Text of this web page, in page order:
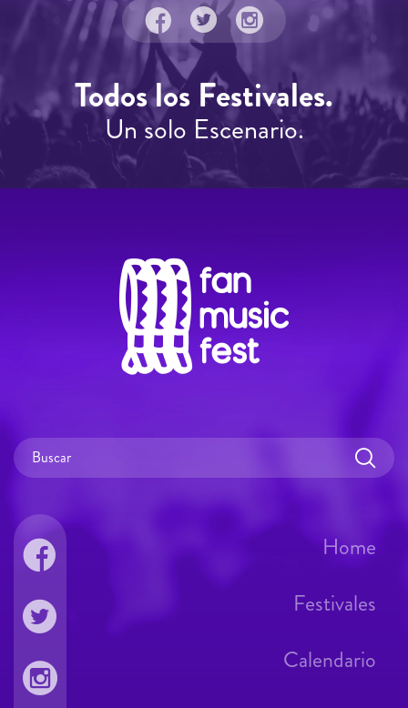
Todos los Festivales.
Un solo Escenario.
Home
Festivales
Calendario